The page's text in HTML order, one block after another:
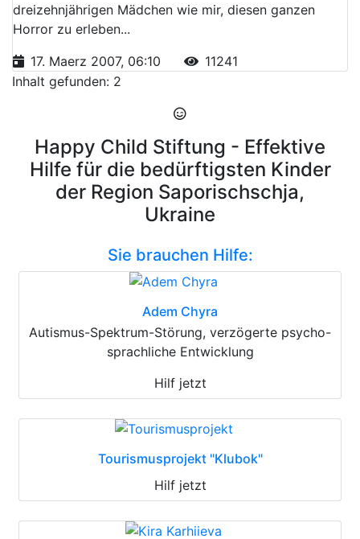
dreizehnjährigen Mädchen wie mir, diesen ganzen
Horror zu erleben...
17. Maerz 2007, 06:10
11241
Inhalt gefunden: 2
Happy Child Stiftung - Effektive
Hilfe für die bedürftigsten Kinder
der Region Saporischschja,
Ukraine
Sie brauchen Hilfe:
Adem Chyra
Autismus-Spektrum-Störung, verzögerte psycho-
sprachliche Entwicklung
Hilf jetzt
Tourismusprojekt "Klubok"
Hilf jetzt